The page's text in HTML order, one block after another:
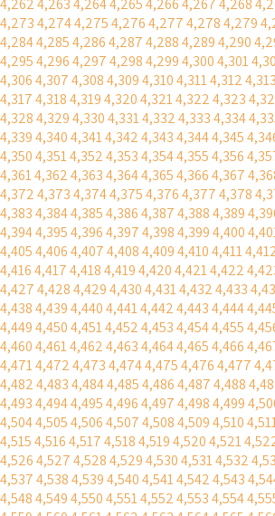
4,2624,2634,2644,2654,2664,2674,268
4,2734,2744,2754,2764,2774,2784,279
4,2844,2854,2864,2874,2884,2894,290
4,2954,2964,2974,2984,2994,3004,301
4,3064,3074,3084,3094,3104,3114,3124,313
4,3174,3184,3194,3204,3214,3224,323
4,3284,3294,3304,3314,3324,3334,334
4,3394,3404,3414,3424,3434,3444,345
4,3504,3514,3524,3534,3544,3554,356
4,3614,3624,3634,3644,3654,3664,367
4,3724,3734,3744,3754,3764,3774,378
4,3834,3844,3854,3864,3874,3884,389
4,3944,3954,3964,3974,3984,3994,400
4,4054,4064,4074,4084,4094,4104,411
4,4164,4174,4184,4194,4204,4214,422
4,4274,4284,4294,4304,4314,4324,433
4,4384,4394,4404,4414,4424,4434,444
4,4494,4504,4514,4524,4534,4544,455
4,4604,4614,4624,4634,4644,4654,466
4,4714,4724,4734,4744,4754,4764,477
4,4824,4834,4844,4854,4864,4874,488
4,4934,4944,4954,4964,4974,4984,499
4,5044,5054,5064,5074,5084,5094,510
4,5154,5164,5174,5184,5194,5204,521
4,5264,5274,5284,5294,5304,5314,532
4,5374,5384,5394,5404,5414,5424,543
4,5484,5494,5504,5514,5524,5534,554